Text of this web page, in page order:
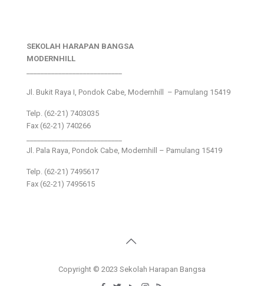
SEKOLAH HARAPAN BANGSA
MODERNHILL
Jl. Bukit Raya I, Pondok Cabe, Modernhill – Pamulang 15419
Telp. (62-21) 7403035
Fax (62-21) 740266
Jl. Pala Raya, Pondok Cabe, Modernhill – Pamulang 15419
Telp. (62-21) 7495617
Fax (62-21) 7495615
Copyright © 2023 Sekolah Harapan Bangsa